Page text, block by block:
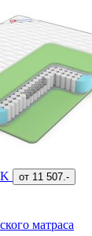
от 11 507.-
матраса